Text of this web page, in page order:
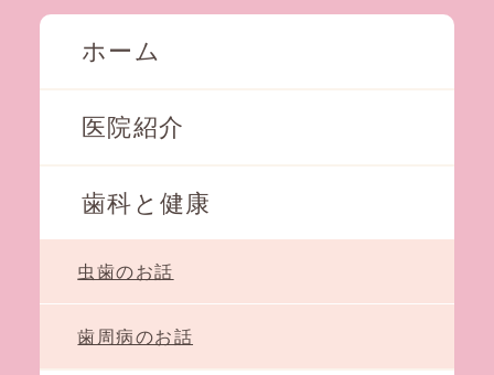
ホーム
医院紹介
歯科と健康
虫歯のお話
歯周病のお話